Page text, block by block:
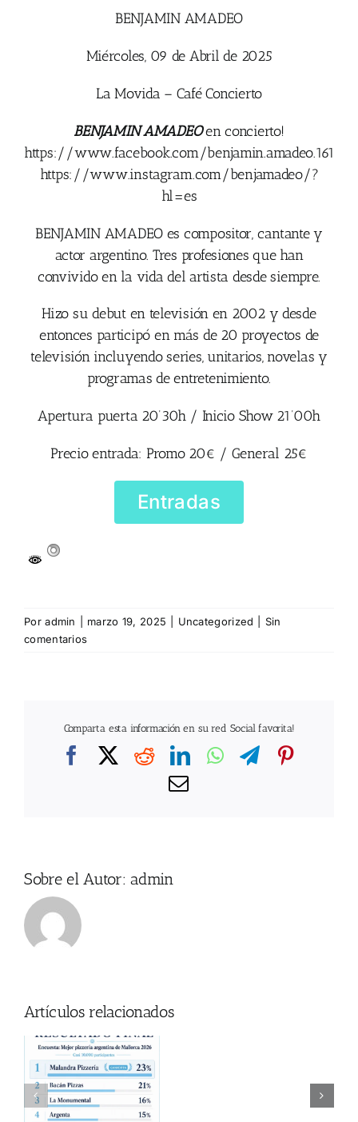
BENJAMIN AMADEO
Miércoles, 09 de Abril de 2025
La Movida – Café Concierto
BENJAMIN AMADEOen concierto!
https://www.facebook.com/benjamin.amadeo.161
https://www.instagram.com/benjamadeo/?
hl=es
BENJAMIN AMADEO es compositor, cantante y
actor argentino. Tres profesiones que han
convivido en la vida del artista desde siempre.
Hizo su debut en televisión en 2002 y desde
entonces participó en más de 20 proyectos de
televisión incluyendo series, unitarios, novelas y
programas de entretenimiento.
Apertura puerta 20’30h / Inicio Show 21’00h
Precio entrada: Promo 20€ / General 25€
Entradas
Poradmin marzo 19, 2025 Uncategorized
Sin
comentarios
Comparta esta información en su red Social favorita!
FacebookRedditLinkedIn
WhatsApp
Telegram
Correo
Sobre el Autor:admin
Artículos relacionados
Coti en Mallorca